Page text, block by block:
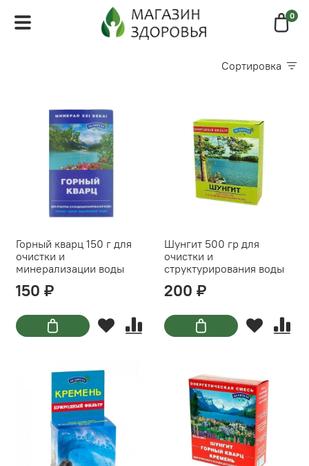
0
Сортировка
Горный кварц 150 г для
очистки и
минерализации воды
150 ₽
Шунгит 500 гр для
очистки и
структурирования воды
200 ₽